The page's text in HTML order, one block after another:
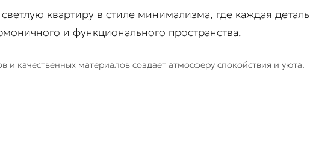
квартиру в стиле минимализма, где каждая деталь
и функционального пространства.
и качественных материалов создает атмосферу спокойствия и уюта.